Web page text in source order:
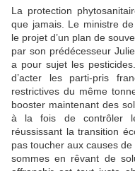
La protection
que jamais. Le ministre
le projet d’un plan de
par son prédécesseur
a pour sujet les
d’acter les parti-pris
restrictives du même
booster maintenant des
à la fois de contrôler
réussissant la transition
pas toucher aux causes
sommes en rêvant de